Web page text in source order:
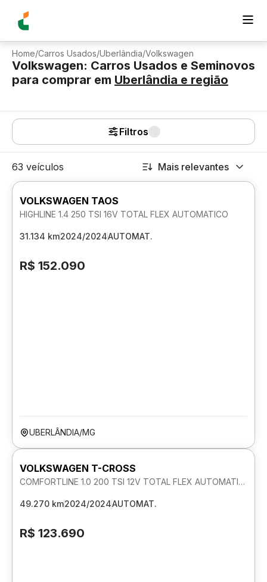
Home/Carros Usados/Uberlândia/Volkswagen
Volkswagen: Carros Usados e Seminovos
para comprar em Uberlândia e região
Filtros
63 veículos Mais relevantes
VOLKSWAGEN TAOS
HIGHLINE 1.4 250 TSI 16V TOTAL FLEX AUTOMATICO
31.134 km2024/2024AUTOMAT.
R$ 152.090
UBERLÂNDIA/MG
VOLKSWAGEN T-CROSS
COMFORTLINE 1.0 200 TSI 12V TOTAL FLEX AUTOMATICO
49.270 km2024/2024AUTOMAT.
R$ 123.690